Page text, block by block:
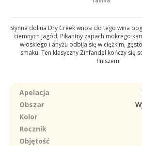
Słynna dolina Dry Creek wnosi do tego wina
ciemnych jagód. Pikantny zapach mokrego
włoskiego i anyżu odbija się w ciężkim,
smaku. Ten klasyczny Zinfandel kończy się
finiszem.
Apelacja
Obszar
Kolor
Rocznik
Objętość